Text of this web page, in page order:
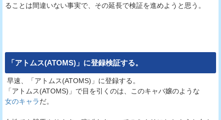
ることは間違いない事実で、その延長で検証を進めようと思う。
「アトムス(ATOMS) 」に登録検証する。
早速、「アトムス(ATOMS)」に登録する。
「アトムス(ATOMS)」で目を引くのは、このキャバ嬢のような
女のキャラだ。